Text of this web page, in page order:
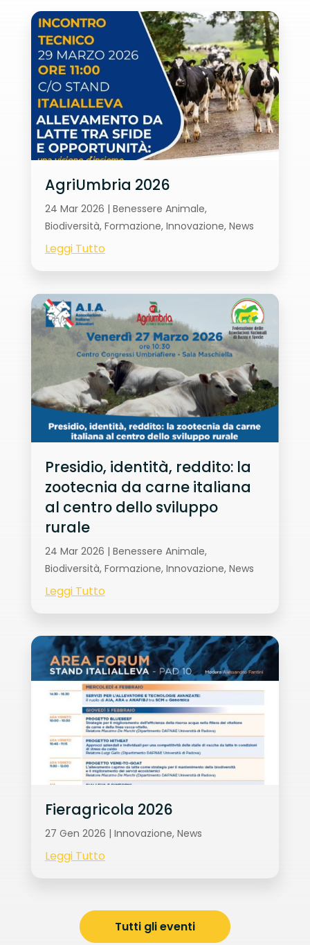
AgriUmbria 2026
24 Mar 2026 | Benessere Animale,
Biodiversità, Formazione, Innovazione, News
Leggi Tutto
Presidio, identità, reddito: la
zootecnia da carne italiana
al centro dello sviluppo
rurale
24 Mar 2026 | Benessere Animale,
Biodiversità, Formazione, Innovazione, News
Leggi Tutto
Fieragricola 2026
27 Gen 2026 | Innovazione, News
Leggi Tutto
Tutti gli eventi